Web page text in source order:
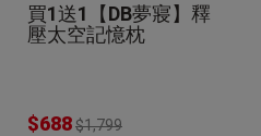
買1送1【DB夢寢】釋
壓太空記憶枕
$688$1,799